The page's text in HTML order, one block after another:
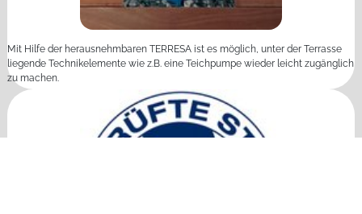
Mit Hilfe der herausnehmbaren TERRESA ist es möglich, unter der Terrasse
liegende Technikelemente wie z.B. eine Teichpumpe wieder leicht zugänglich
zu machen.